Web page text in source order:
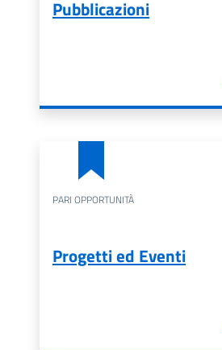
Pubblicazioni
PARI OPPORTUNITÀ
Progetti ed Eventi